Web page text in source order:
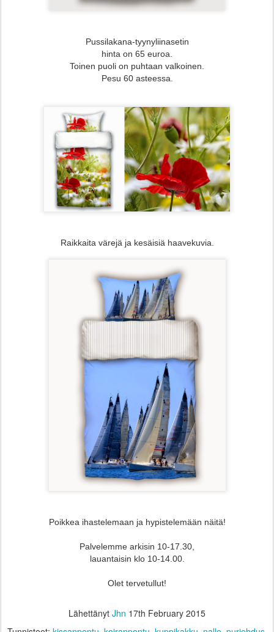
Pussilakana-tyynyliinasetin
hinta on 65 euroa.
Toinen puoli on puhtaan valkoinen.
Pesu 60 asteessa.
Raikkaita värejä ja kesäisiä haavekuvia.
Poikkea ihastelemaan ja hypistelemään näitä!
Palvelemme arkisin 10-17.30,
lauantaisin klo 10-14.00.
Olet tervetullut!
Lähettänyt Jhn 17th February 2015